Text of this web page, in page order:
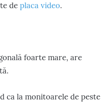
de placa video.
foarte mare, are
ca la monitoarele de peste